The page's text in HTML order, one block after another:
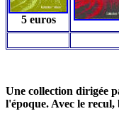
5 euros
Une collection dirigée
l'époque. Avec le recul,